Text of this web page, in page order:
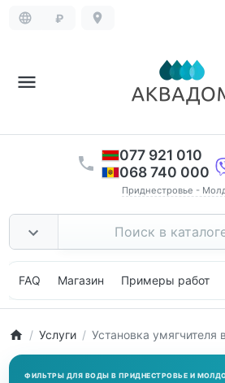
₽
077 921 010
068 740 000
Приднестровье -
FAQ Магазин Примеры работ
Услуги Установка умягчителя